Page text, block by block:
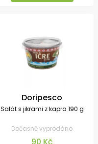
Doripesco
Salát s jikrami z kapra 190 g
Dočasně vyprodáno